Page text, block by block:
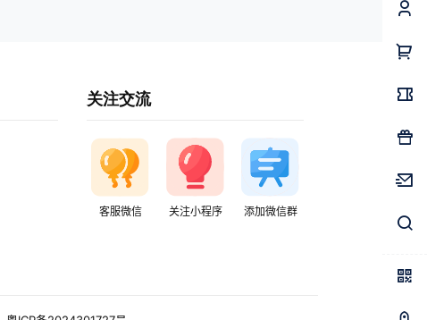
关注交流
客服微信 关注小程序 添加微信群